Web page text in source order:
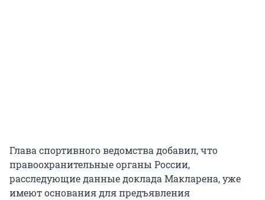
Глава спортивного ведомства добавил, что
правоохранительные органы России,
расследующие данные доклада Макларена, уже
имеют основания для предъявления